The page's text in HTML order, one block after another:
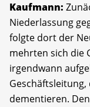
Kaufmann:
Niederlassung
folgte dort der
mehrten sich die
irgendwann
dementieren.